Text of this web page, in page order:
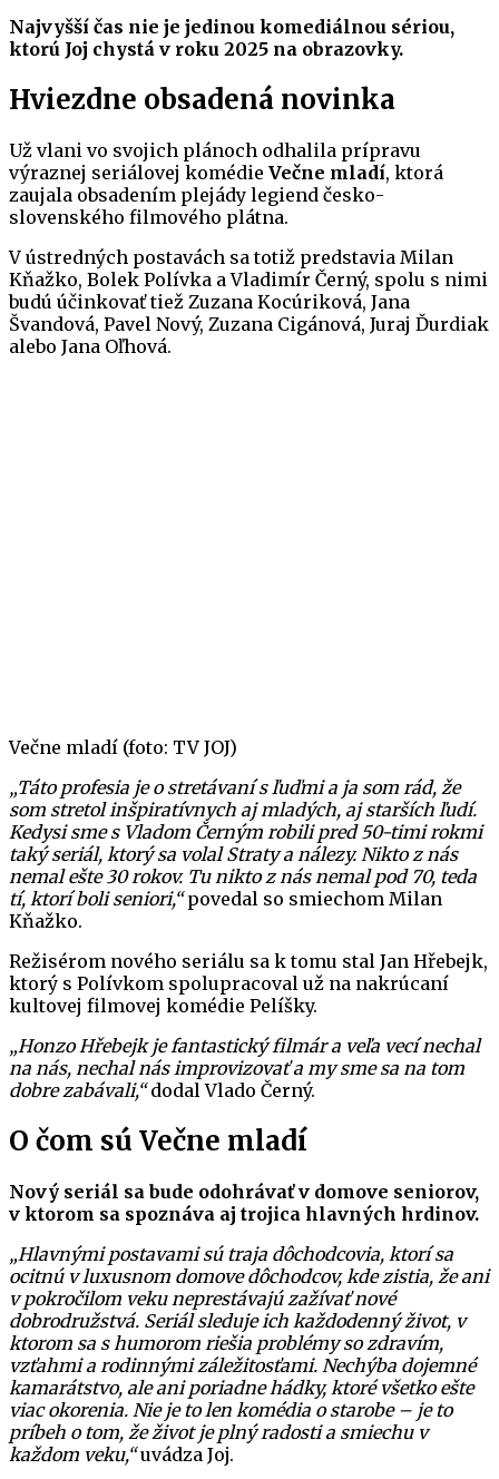
Najvyšší čas nie je jedinou komediálnou sériou,
ktorú Joj chystá v roku 2025 na obrazovky.
Hviezdne obsadená novinka
Už vlani vo svojich plánoch odhalila prípravu
výraznej seriálovej komédie Večne mladí, ktorá
zaujala obsadením plejády legiend česko-
slovenského filmového plátna.
V ústredných postavách sa totiž predstavia Milan
Kňažko, Bolek Polívka a Vladimír Černý, spolu s nimi
budú účinkovať tiež Zuzana Kocúriková, Jana
Švandová, Pavel Nový, Zuzana Cigánová, Juraj Ďurdiak
alebo Jana Oľhová.
Večne mladí (foto: TV JOJ)
„Táto profesia je o stretávaní s ľuďmi a ja som rád, že
som stretol inšpiratívnych aj mladých, aj starších ľudí.
Kedysi sme s Vladom Černým robili pred 50-timi rokmi
taký seriál, ktorý sa volal Straty a nálezy. Nikto z nás
nemal ešte 30 rokov. Tu nikto z nás nemal pod 70, teda
tí, ktorí boli seniori,“povedal so smiechom Milan
Kňažko.
Režisérom nového seriálu sa k tomu stal Jan Hřebejk,
ktorý s Polívkom spolupracoval už na nakrúcaní
kultovej filmovej komédie Pelíšky.
„Honzo Hřebejk je fantastický filmár a veľa vecí nechal
na nás, nechal nás improvizovať a my sme sa na tom
dobre zabávali,“dodal Vlado Černý.
O čom sú Večne mladí
Nový seriál sa bude odohrávať v domove seniorov,
v ktorom sa spoznáva aj trojica hlavných hrdinov.
„Hlavnými postavami sú traja dôchodcovia, ktorí sa
ocitnú v luxusnom domove dôchodcov, kde zistia, že ani
v pokročilom veku neprestávajú zažívať nové
dobrodružstvá. Seriál sleduje ich každodenný život, v
ktorom sa s humorom riešia problémy so zdravím,
vzťahmi a rodinnými záležitosťami. Nechýba dojemné
kamarátstvo, ale ani poriadne hádky, ktoré všetko ešte
viac okorenia. Nie je to len komédia o starobe – je to
príbeh o tom, že život je plný radosti a smiechu v
každom veku,“uvádza Joj.